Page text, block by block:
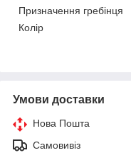
Призначення гребінця
Колір
Умови доставки
Нова Пошта
Самовивіз